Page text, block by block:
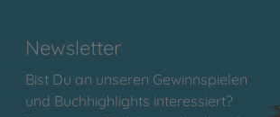
Newsletter
Bist Du an unseren Gewinnspielen
und Buchhighlights interessiert?